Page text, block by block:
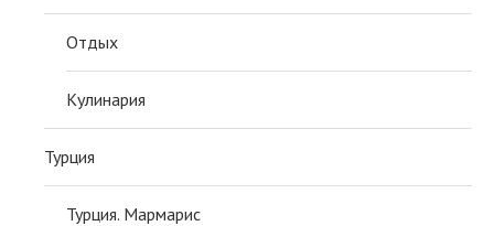
Отдых
Кулинария
Турция
Турция. Мармарис